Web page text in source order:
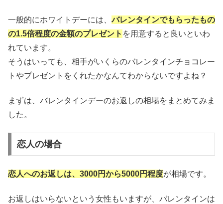
一般的にホワイトデーには、バレンタインでもらったもの
の1.5倍程度の金額のプレゼント を用意すると良いといわ
れています。
そうはいっても、相手がいくらのバレンタインチョコレー
トやプレゼントをくれたかなんてわからないですよね？
まずは、バレンタインデーのお返しの相場をまとめてみま
した。
恋人の場合
恋人へのお返しは、3000円から5000円程度が相場です。
お返しはいらないという女性もいますが、バレンタインは